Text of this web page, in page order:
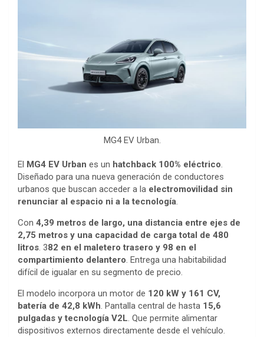
MG4 EV Urban.
El MG4 EV Urban es un hatchback 100% eléctrico.
Diseñado para una nueva generación de conductores
urbanos que buscan acceder a la electromovilidad sin
renunciar al espacio ni a la tecnología.
Con 4,39 metros de largo, una distancia entre ejes de
2,75 metros y una capacidad de carga total de 480
litros. 382 en el maletero trasero y 98 en el
compartimiento delantero. Entrega una habitabilidad
difícil de igualar en su segmento de precio.
El modelo incorpora un motor de 120 kW y 161 CV,
batería de 42,8 kWh. Pantalla central de hasta 15,6
pulgadas y tecnología V2L. Que permite alimentar
dispositivos externos directamente desde el vehículo.